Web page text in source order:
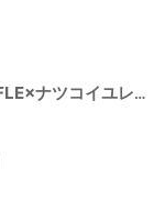
あんさんぶるスターズ！！ あんスタ SHUFFLE×ナツコイユレテ 瑠璃茉莉 礼瀬マヨイ 深海奏汰 瀬名泉 葵ゆうた 明星スバル コスプレ衣装